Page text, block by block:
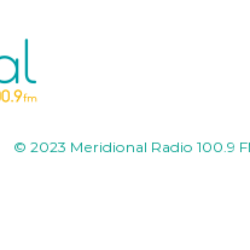
© 2023 Meridional Radio 100.9